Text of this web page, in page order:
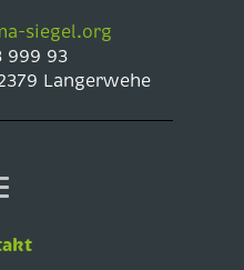
siegel.org
999 93
Langerwehe